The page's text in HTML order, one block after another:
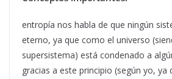
entropía nos habla de que ningún
eterno, ya que como el universo
supersistema) está condenado a
gracias a este principio (según yo, ya